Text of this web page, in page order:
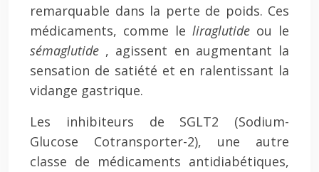
remarquable dans la perte de poids. Ces
médicaments, comme le liraglutide ou le
sémaglutide , agissent en augmentant la
sensation de satiété et en ralentissant la
vidange gastrique.
Les inhibiteurs de SGLT2 (Sodium-
Glucose Cotransporter-2), une autre
classe de médicaments antidiabétiques,